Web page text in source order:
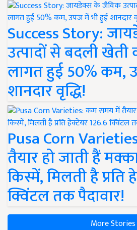
Success Story:
उत्पादों से बदली खेती
लागत हुई 50% कम,
शानदार वृद्धि!
Pusa Corn
तैयार हो जाती हैं
किस्में, मिलती है प्रति
क्विंटल तक पैदावार!
More Stories